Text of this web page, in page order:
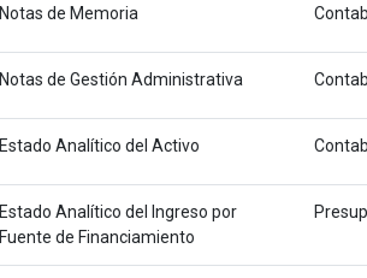
Notas de Memoria
Notas de Gestión Administrativa
Estado Analítico del Activo
Estado Analítico del Ingreso por
Fuente de Financiamiento